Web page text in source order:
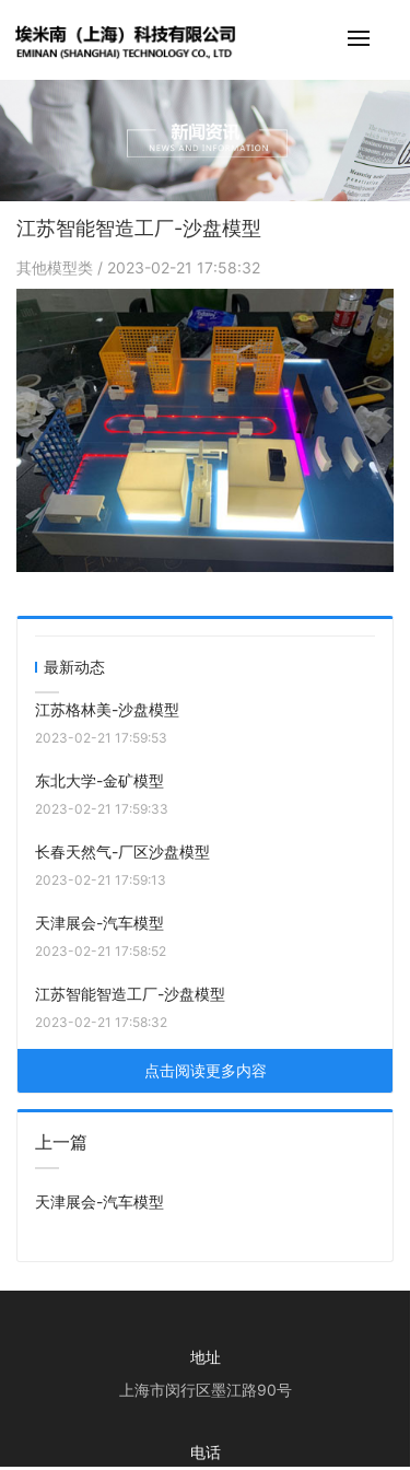
江苏智能智造工厂-沙盘模型
其他模型类 / 2023-02-21 17:58:32
最新动态
江苏格林美-沙盘模型
2023-02-21 17:59:53
东北大学-金矿模型
2023-02-21 17:59:33
长春天然气-厂区沙盘模型
2023-02-21 17:59:13
天津展会-汽车模型
2023-02-21 17:58:52
江苏智能智造工厂-沙盘模型
2023-02-21 17:58:32
点击阅读更多内容
上一篇
天津展会-汽车模型
地址
上海市闵行区墨江路90号
电话